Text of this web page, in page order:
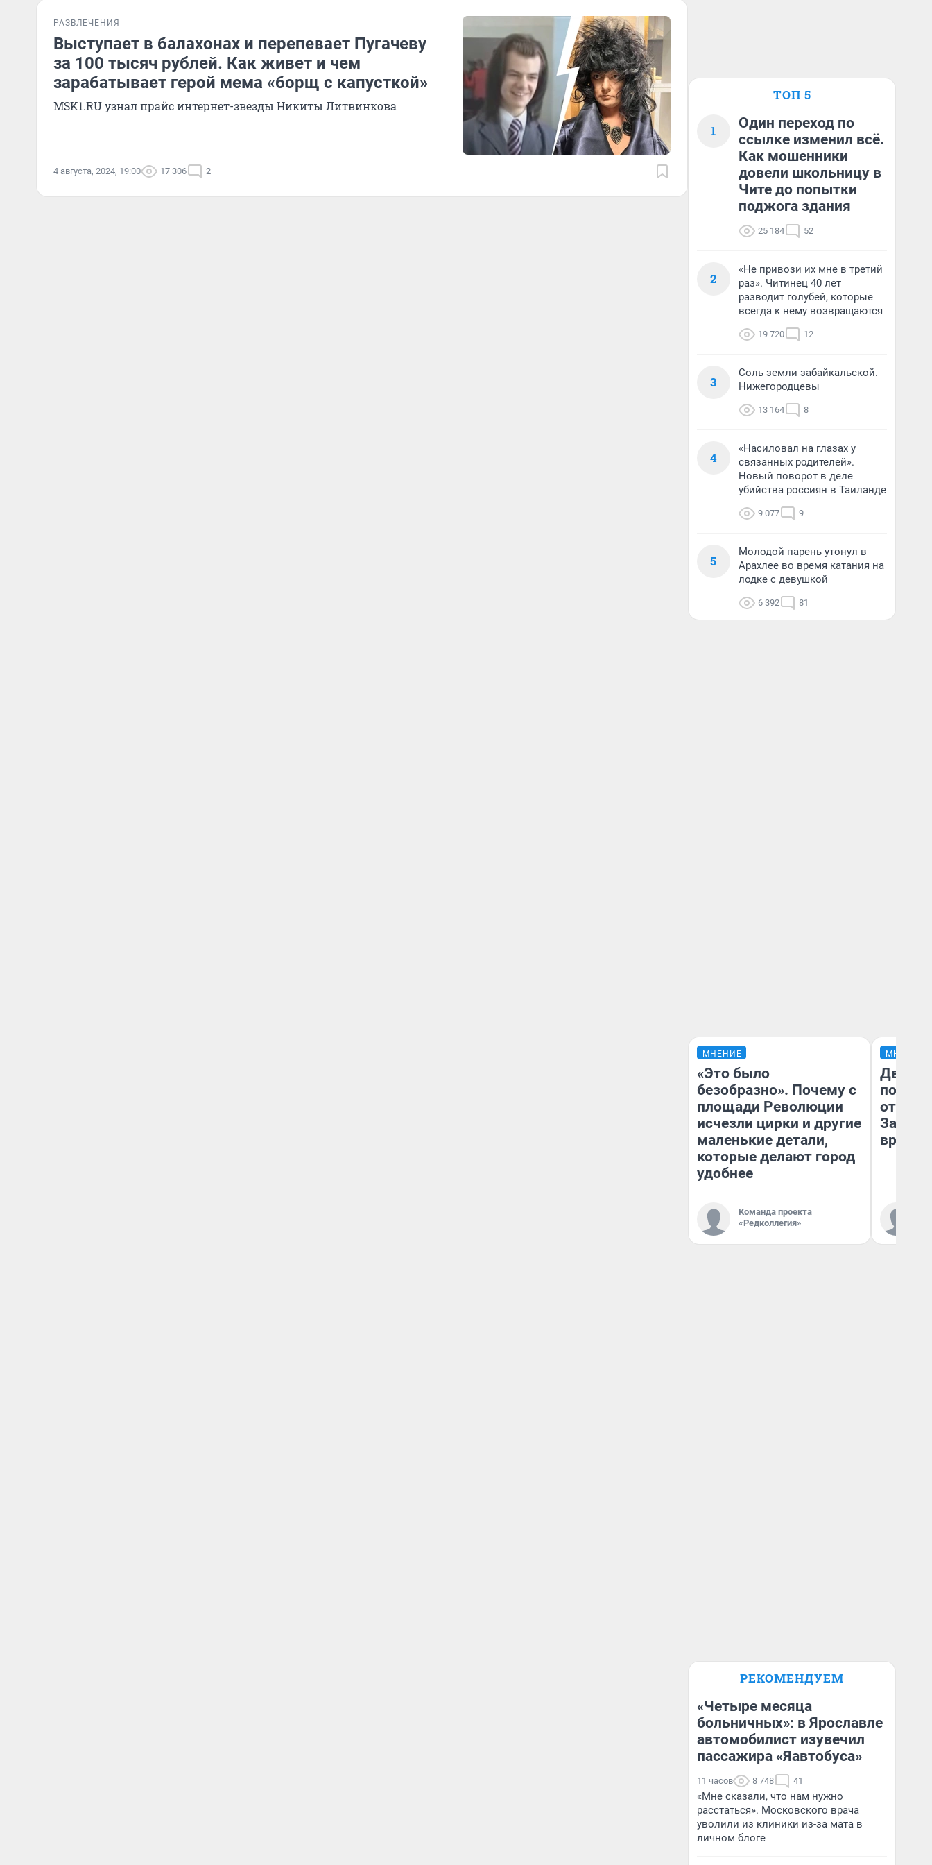
РАЗВЛЕЧЕНИЯ
Выступает в балахонах и перепевает Пугачеву
за 100 тысяч рублей. Как живет и чем
зарабатывает герой мема «борщ с капусткой»
MSK1.RU узнал прайс интернет-звезды Никиты Литвинкова
4 августа, 2024, 19:00 17 306 2
ТОП 5
1
Один переход по
ссылке изменил всё.
Как мошенники
довели школьницу в
Чите до попытки
поджога здания
25 184 52
2
«Не привози их мне в третий
раз». Читинец 40 лет
разводит голубей, которые
всегда к нему возвращаются
19 720 12
3
Соль земли забайкальской.
Нижегородцевы
13 164 8
4
«Насиловал на глазах у
связанных родителей».
Новый поворот в деле
убийства россиян в Таиланде
9 077 9
5
Молодой парень утонул в
Арахлее во время катания на
лодке с девушкой
6 392 81
МНЕНИЕ
«Это было
безобразно». Почему с
площади Революции
исчезли цирки и другие
маленькие детали,
которые делают город
удобнее
Команда проекта
«Редколлегия»
МНЕНИЕ
Два
от 100
врачей
РЕКОМЕНДУЕМ
«Четыре месяца
больничных»: в Ярославле
автомобилист изувечил
пассажира «Яавтобуса»
11 часов 8 748 41
«Мне сказали, что нам нужно
расстаться». Московского врача
уволили из клиники из-за мата в
личном блоге